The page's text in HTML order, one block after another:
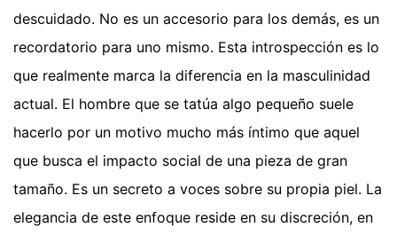
descuidado. No es un accesorio para los demás, es un
recordatorio para uno mismo. Esta introspección es lo
que realmente marca la diferencia en la masculinidad
actual. El hombre que se tatúa algo pequeño suele
hacerlo por un motivo mucho más íntimo que aquel
que busca el impacto social de una pieza de gran
tamaño. Es un secreto a voces sobre su propia piel. La
elegancia de este enfoque reside en su discreción, en